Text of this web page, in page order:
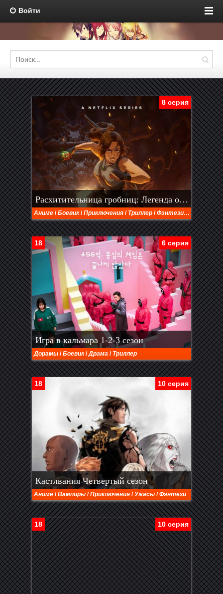
Войти
8 серия
Расхитительница гробниц: Легенда о Ларе Крофт (2024)
Аниме /Боевик/Приключения / Триллер /Фэнтези/Дорамы
6 серия
18
Игра в кальмара 1-2-3 сезон
Дорамы /Боевик/Драма / Триллер
10 серия
18
Кастлвания Четвертый сезон
Аниме /Вампиры /Приключения /Ужасы /Фэнтези
10 серия
18